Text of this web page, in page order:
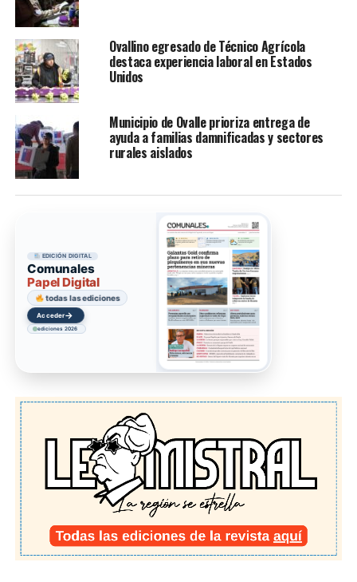
Ovallino egresado de Técnico Agrícola
destaca experiencia laboral en Estados
Unidos
Municipio de Ovalle prioriza entrega de
ayuda a familias damnificadas y sectores
rurales aislados
EDICIÓN DIGITAL
Comunales
Papel Digital
todas las ediciones
Acceder→
ediciones 2026